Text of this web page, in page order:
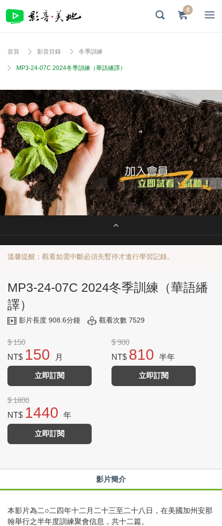
0
首頁 影音目錄 冬季訓練
MP3-24-07C 2024冬季訓練（華語繙譯）
溫馨提醒：觀看如需中斷必須先暫停才進行學習記錄。
MP3-24-07C 2024冬季訓練（華語繙
譯）
影片長度 908.6分鐘 觀看次數 7529
$ 150
NT$ 150 月
立即訂閱
$ 900
NT$ 810 半年
立即訂閱
$ 1800
NT$ 1440 年
立即訂閱
影片簡介
本影片為二○二四年十二月二十三至二十八日，在美國加州安那
翰舉行之半年度訓練聚會信息，共十二篇。